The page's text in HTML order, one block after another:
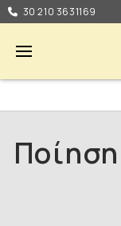
30 210 3631169
Ποίηση